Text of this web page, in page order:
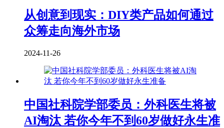
从创意到现实：DIY类产品如何通过
众筹走向海外市场
2024-11-26
中国社科院学部委员：外科医生将被
AI淘汰 若你今年不到60岁做好永生准